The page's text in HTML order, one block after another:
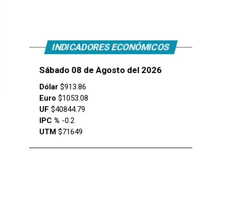
INDICADORES ECONÓMICOS
Sábado 08 de Agosto del 2026
Dólar $913.86
Euro $1053.08
UF $40844.79
IPC % -0.2
UTM $71649